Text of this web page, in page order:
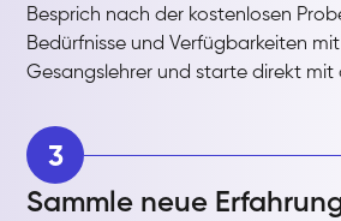
Besprich nach der kostenlosen
Bedürfnisse und Verfügbarkeiten
Gesangslehrer und starte direkt mit
3
Sammle neue